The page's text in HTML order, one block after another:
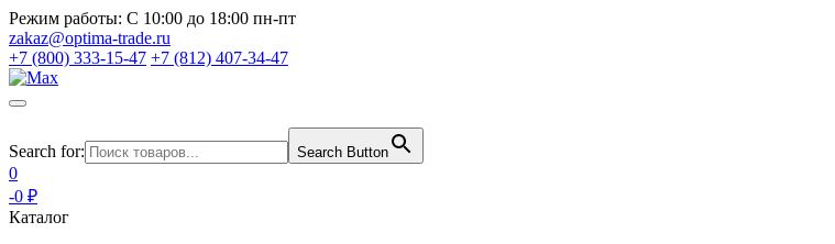
Режим работы: С 10:00 до 18:00 пн-пт
zakaz@optima-trade.ru
+7 (800) 333-15-47 +7 (812) 407-34-47
Search for: Search Button
0
-0 ₽
Каталог